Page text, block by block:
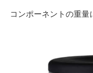
コンポーネントの重量